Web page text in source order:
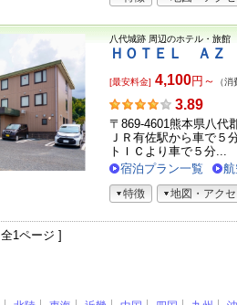
八代城跡 周辺のホテル・旅館
ＨＯＴＥＬ ＡＺ
[最安料金] 4,100円～ （
お
客
さ
ま
の
声
3.89
〒869-4601熊本県八代
ＪＲ有佐駅から車で
トＩＣより車で５分...
宿泊プラン一覧
特徴 地図・アク
全1ページ ]